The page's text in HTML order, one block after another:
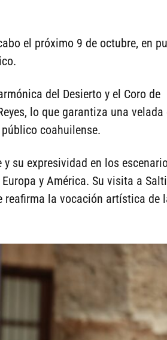
el próximo 9 de octubre, en
del Desierto y el Coro de
lo que garantiza una velada
coahuilense.
su expresividad en los
y América. Su visita a
reafirma la vocación artística de